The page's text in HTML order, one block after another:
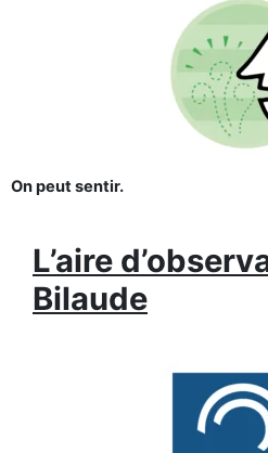
On peut sentir.
L’aire
Bilaude